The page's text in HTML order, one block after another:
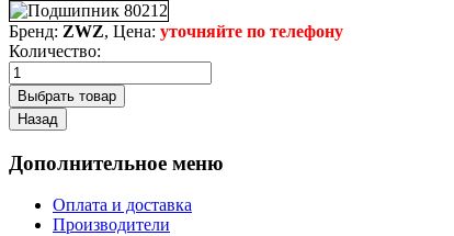
Бренд: ZWZ, Цена: уточняйте по телефону
Количество:
Дополнительное меню
Оплата и доставка
Производители